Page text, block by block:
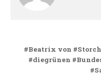
#Beatrix von
#diegrünen